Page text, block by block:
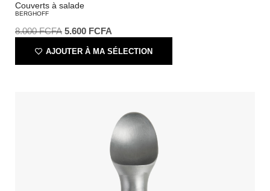
Couverts à salade
BERGHOFF
8.000FCFA 5.600 FCFA
AJOUTER À MA SÉLECTION